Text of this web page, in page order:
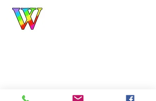
by Wrocławianka